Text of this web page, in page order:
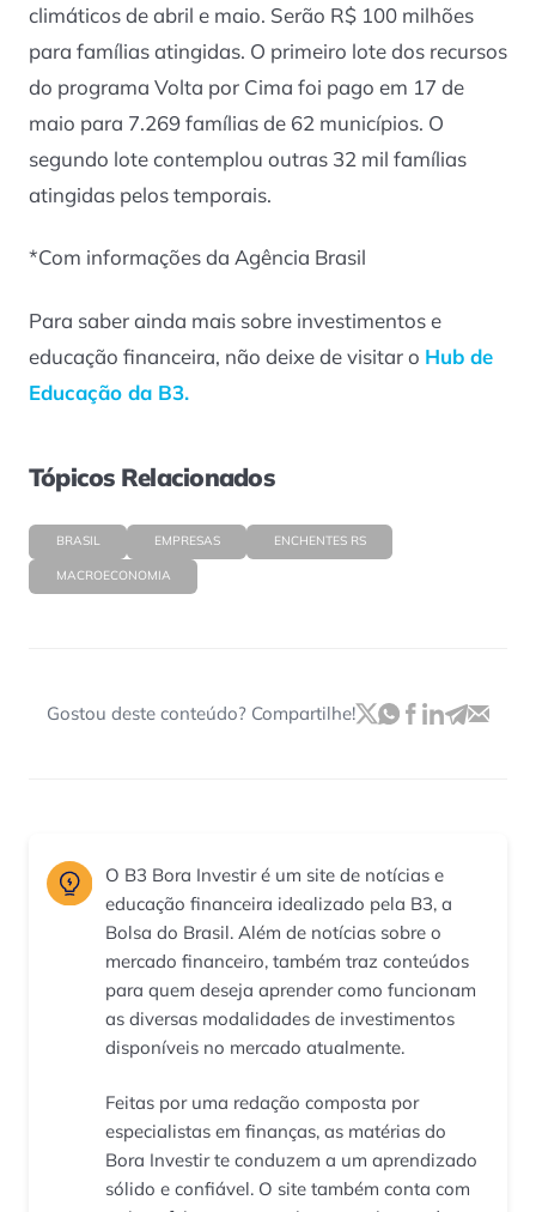
climáticos de abril e maio. Serão R$ 100 milhões
para famílias atingidas. O primeiro lote dos recursos
do programa Volta por Cima foi pago em 17 de
maio para 7.269 famílias de 62 municípios. O
segundo lote contemplou outras 32 mil famílias
atingidas pelos temporais.
*Com informações da Agência Brasil
Para saber ainda mais sobre investimentos e
educação financeira, não deixe de visitar o Hub de
Educação da B3.
Tópicos Relacionados
BRASIL EMPRESAS ENCHENTES RS
MACROECONOMIA
Gostou deste conteúdo? Compartilhe!
O B3 Bora Investir é um site de notícias e
educação financeira idealizado pela B3, a
Bolsa do Brasil. Além de notícias sobre o
mercado financeiro, também traz conteúdos
para quem deseja aprender como funcionam
as diversas modalidades de investimentos
disponíveis no mercado atualmente.
Feitas por uma redação composta por
especialistas em finanças, as matérias do
Bora Investir te conduzem a um aprendizado
sólido e confiável. O site também conta com